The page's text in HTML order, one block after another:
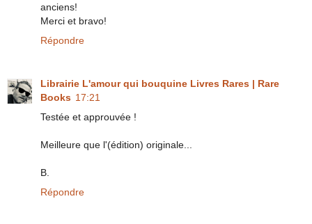
anciens!
Merci et bravo!
Répondre
Librairie L'amour qui bouquine Livres Rares | Rare
Books 17:21
Testée et approuvée !
Meilleure que l'(édition) originale...
B.
Répondre